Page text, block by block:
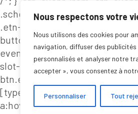
Nous respectons votre
Nous utilisons des cookies pour
navigation, diffuser des publicités
personnalisés et analyser notre
accepter », vous consentez à
Personnaliser Tout
.schedule-header, .speaker-
.etn-speaker-slider .swiper-
button-next, .etn-speaker-
event-countdown-wrap .etn-
slot-time, .etn-speaker-
btn.etn-btn-primary, .etn-
a:hover,